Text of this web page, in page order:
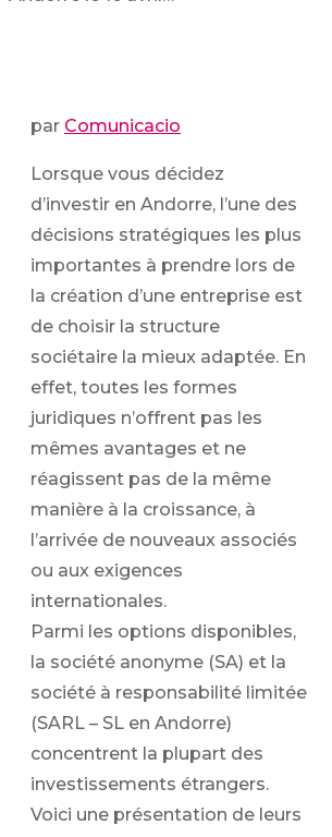
par Comunicacio
Lorsque vous décidez
d’investir en Andorre, l’une des
décisions stratégiques les plus
importantes à prendre lors de
la création d’une entreprise est
de choisir la structure
sociétaire la mieux adaptée. En
effet, toutes les formes
juridiques n’offrent pas les
mêmes avantages et ne
réagissent pas de la même
manière à la croissance, à
l’arrivée de nouveaux associés
ou aux exigences
internationales.
Parmi les options disponibles,
la société anonyme (SA) et la
société à responsabilité limitée
(SARL – SL en Andorre)
concentrent la plupart des
investissements étrangers.
Voici une présentation de leurs